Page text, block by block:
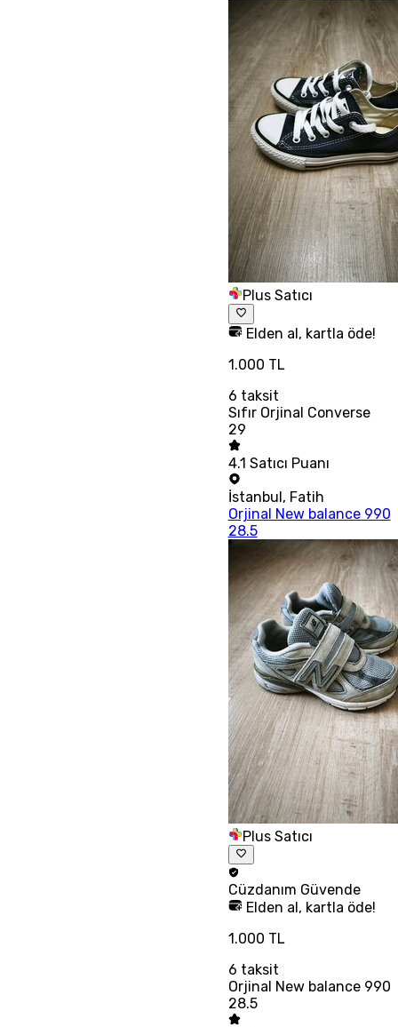
Plus Satıcı
Elden al, kartla öde!
1.000 TL
6 taksit
Sıfır Orjinal Converse
29
4.1 Satıcı Puanı
İstanbul, Fatih
Orjinal New balance 990
28.5
Plus Satıcı
Cüzdanım Güvende
Elden al, kartla öde!
1.000 TL
6 taksit
Orjinal New balance 990
28.5